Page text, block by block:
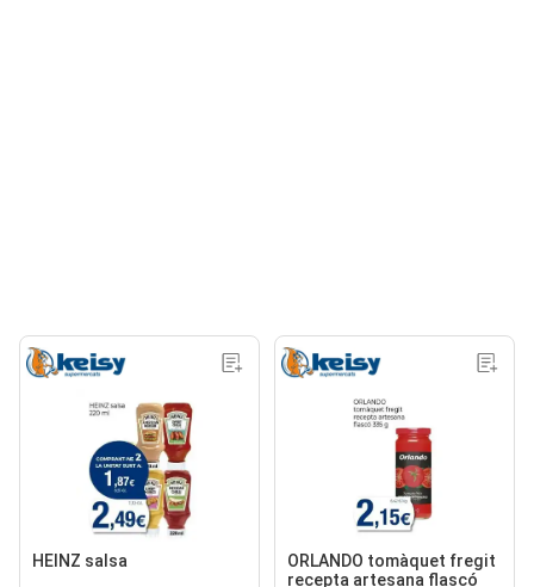
HEINZ salsa
ORLANDO tomàquet fregit
recepta artesana flascó